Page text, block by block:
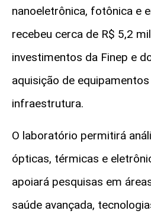
nanoeletrônica, fotônica e
recebeu cerca de R$ 5,2
investimentos da Finep e
aquisição de
infraestrutura.
O laboratório permitirá
ópticas, térmicas e
apoiará pesquisas em
saúde avançada,